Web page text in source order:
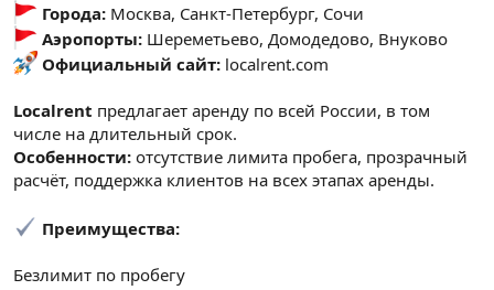
Города: Москва, Санкт-Петербург, Сочи
Аэропорты: Шереметьево, Домодедово, Внуково
Официальный сайт: localrent.com
Localrent предлагает аренду по всей России, в том
числе на длительный срок.
Особенности: отсутствие лимита пробега, прозрачный
расчёт, поддержка клиентов на всех этапах аренды.
Преимущества:
Безлимит по пробегу